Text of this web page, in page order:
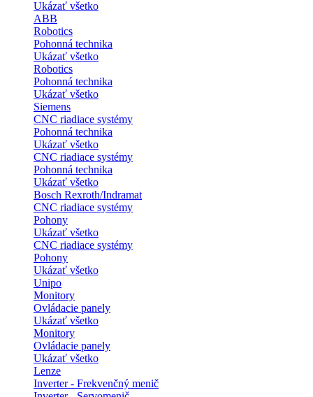
Ukázať všetko
ABB
Robotics
Pohonná technika
Ukázať všetko
Robotics
Pohonná technika
Ukázať všetko
Siemens
CNC riadiace systémy
Pohonná technika
Ukázať všetko
CNC riadiace systémy
Pohonná technika
Ukázať všetko
Bosch Rexroth/Indramat
CNC riadiace systémy
Pohony
Ukázať všetko
CNC riadiace systémy
Pohony
Ukázať všetko
Unipo
Monitory
Ovládacie panely
Ukázať všetko
Monitory
Ovládacie panely
Ukázať všetko
Lenze
Inverter - Frekvenčný menič